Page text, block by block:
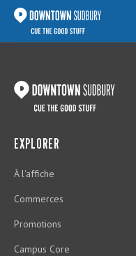
EXPLORER
À l'affiche
Commerces
Promotions
Campus Core